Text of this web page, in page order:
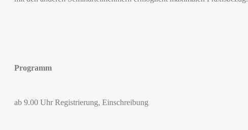
Programm
ab 9.00 Uhr Registrierung, Einschreibung